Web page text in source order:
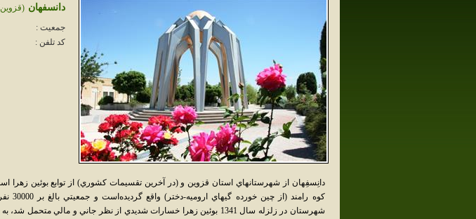
دانسفهان
جمعیت :
کد تلفن :
دانِسفِهان از شهرستانهاي استان قزوين و (در آخرين تقسيمات کشوري) از توابع بوئين زهرا
کوه
شهرستان در زلزله سال 1341 بوئين زهرا خسارات شديدي از نظر جاني و مالي